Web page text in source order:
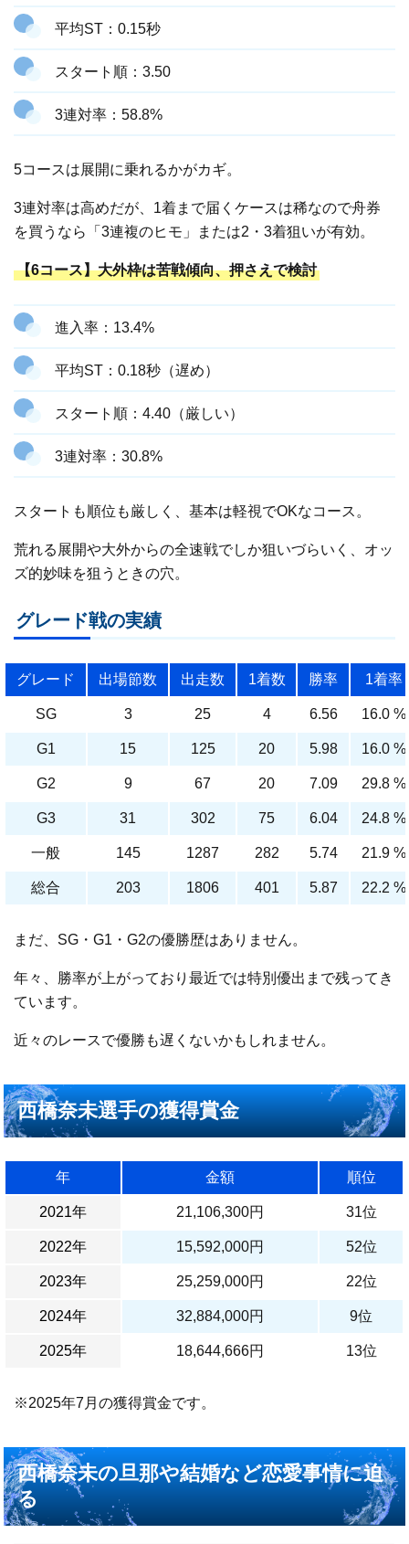
平均ST：0.15秒
スタート順：3.50
3連対率：58.8%
5コースは展開に乗れるかがカギ。
3連対率は高めだが、1着まで届くケースは稀なので舟券
を買うなら「3連複のヒモ」または2・3着狙いが有効。
【6コース】大外枠は苦戦傾向、押さえで検討
進入率：13.4%
平均ST：0.18秒（遅め）
スタート順：4.40（厳しい）
3連対率：30.8%
スタートも順位も厳しく、基本は軽視でOKなコース。
荒れる展開や大外からの全速戦でしか狙いづらいく、オッ
ズ的妙味を狙うときの穴。
グレード戦の実績
グレード 出場節数 出走数 1着数 勝率 1着率
SG 3 25 4 6.56 16.0 %
G1 15 125 20 5.98 16.0 %
G2 9 67 20 7.09 29.8 %
G3 31 302 75 6.04 24.8 %
一般 145 1287 282 5.74 21.9 %
総合 203 1806 401 5.87 22.2 %
まだ、SG・G1・G2の優勝歴はありません。
年々、勝率が上がっており最近では特別優出まで残ってき
ています。
近々のレースで優勝も遅くないかもしれません。
西橋奈未選手の獲得賞金
年 金額 順位
2021年 21,106,300円 31位
2022年 15,592,000円 52位
2023年 25,259,000円 22位
2024年 32,884,000円 9位
2025年 18,644,666円 13位
※2025年7月の獲得賞金です。
西橋奈未の旦那や結婚など恋愛事情に迫
る